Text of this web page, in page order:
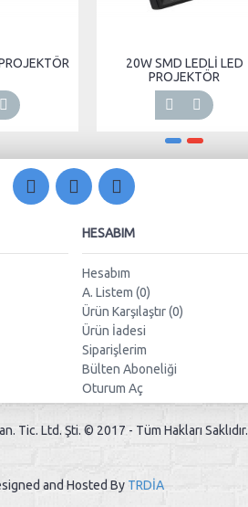
20W SMD LEDLİ LED
PROJEKTÖR
HESABIM
Hesabım
A. Listem (0)
Ürün Karşılaştır (0)
Ürün İadesi
Siparişlerim
Bülten Aboneliği
Oturum Aç
Tic. Ltd. Şti. © 2017 - Tüm Hakları Saklıdır.
and Hosted By TRDİA